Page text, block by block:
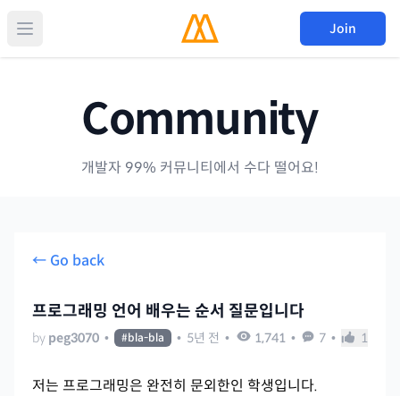
Join
Community
개발자 99% 커뮤니티에서 수다 떨어요!
← Go back
프로그래밍 언어 배우는 순서 질문입니다
by peg3070 • #bla-bla • 5년 전 • 1,741 • 7 • 1
저는 프로그래밍은 완전히 문외한인 학생입니다.